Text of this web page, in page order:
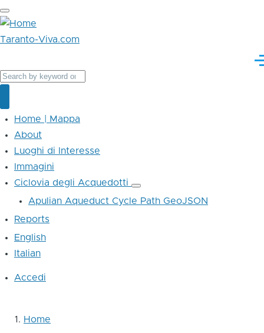
Skip to main content
Taranto-Viva.com
Cerca
Main
navigation
Home | Mappa
About
Luoghi di Interesse
Immagini
Ciclovia degli Acquedotti
Ciclovia
degli
Acquedotti
Apulian Aqueduct Cycle Path GeoJSON
Reports
English
Italian
UserAccedi
Home